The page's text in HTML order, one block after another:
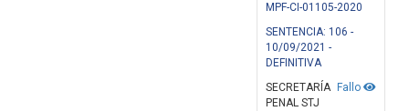
MPF-CI-01105-2020
SENTENCIA: 106 -
10/09/2021 -
DEFINITIVA
Fallo
SECRETARÍA
PENAL STJ